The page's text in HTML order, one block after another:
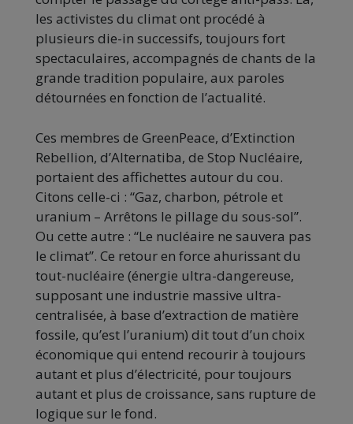
les activistes du climat ont procédé à
plusieurs die-in successifs, toujours fort
spectaculaires, accompagnés de chants de la
grande tradition populaire, aux paroles
détournées en fonction de l’actualité.
Ces membres de GreenPeace, d’Extinction
Rebellion, d’Alternatiba, de Stop Nucléaire,
portaient des affichettes autour du cou.
Citons celle-ci : “Gaz, charbon, pétrole et
uranium – Arrêtons le pillage du sous-sol”.
Ou cette autre : “Le nucléaire ne sauvera pas
le climat”. Ce retour en force ahurissant du
tout-nucléaire (énergie ultra-dangereuse,
supposant une industrie massive ultra-
centralisée, à base d’extraction de matière
fossile, qu’est l’uranium) dit tout d’un choix
économique qui entend recourir à toujours
autant et plus d’électricité, pour toujours
autant et plus de croissance, sans rupture de
logique sur le fond.